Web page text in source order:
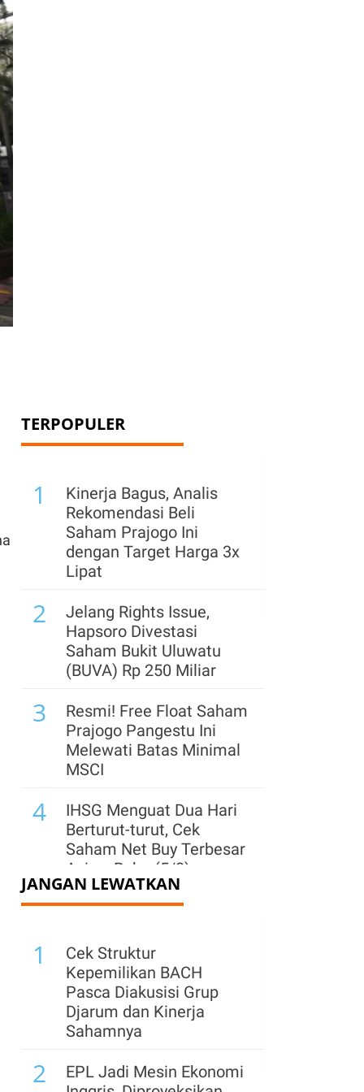
TERPOPULER
1
Kinerja Bagus, Analis
Rekomendasi Beli
Saham Prajogo Ini
dengan Target Harga 3x
Lipat
2
Jelang Rights Issue,
Hapsoro Divestasi
Saham Bukit Uluwatu
(BUVA) Rp 250 Miliar
3
Resmi! Free Float Saham
Prajogo Pangestu Ini
Melewati Batas Minimal
MSCI
4
IHSG Menguat Dua Hari
Berturut-turut, Cek
Saham Net Buy Terbesar
Asing, Rabu (5/8)
5
IHSG Berpeluang Uji
Rekomendasi Saham
PTRO, BNBR, GTSI, dan
BACH
Asing Net Sell Saat IHSG
Menguat ke 6.351, Cek
Saham yang Banyak
Dijual, Rabu (5/8)
JANGAN LEWATKAN
1
Cek Struktur
Kepemilikan BACH
Pasca Diakusisi Grup
Djarum dan Kinerja
Sahamnya
2
EPL Jadi Mesin Ekonomi